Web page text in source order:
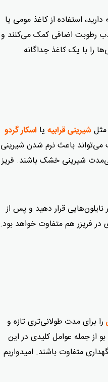
استفاده از کاغذ مومی یا
رطوبت اضافی کمک می‌کنند و
را با یک کاغذ جداگانه
شیرینی قرابیه یا اسکار گردو
باعث نرم شدن شیرینی
شیرینی خشک باشند. فریز
قرار دهید و پس از
در فریزر هم متفاوت خواهد بود.
را برای مدت طولانی‌تری تازه و
از جمله عوامل کلیدی در این
متفاوت باشند. امیدواریم